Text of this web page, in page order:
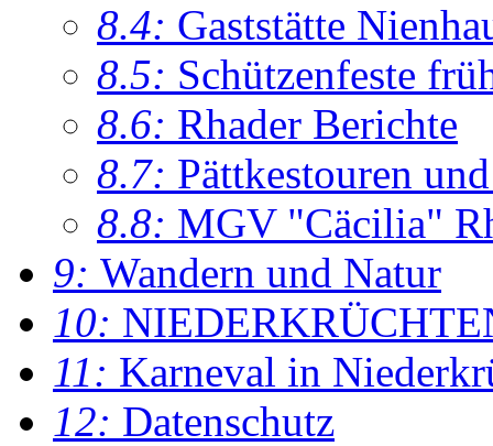
8.4: Gaststätte
8.5: Schützenfeste
8.6: Rhader Berichte
8.7: Pättkestouren
8.8: MGV "Cäcilia"
9: Wandern und Natur
10:
11: Karneval in
12: Datenschutz